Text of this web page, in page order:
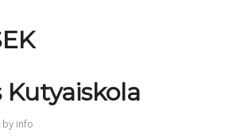
by info